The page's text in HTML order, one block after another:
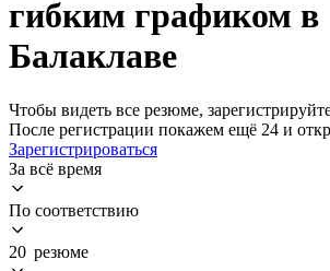
гибким графиком в
Балаклаве
Чтобы видеть все резюме,
После регистрации покажем ещё 24 и
Зарегистрироваться
За всё время
По соответствию
20 резюме